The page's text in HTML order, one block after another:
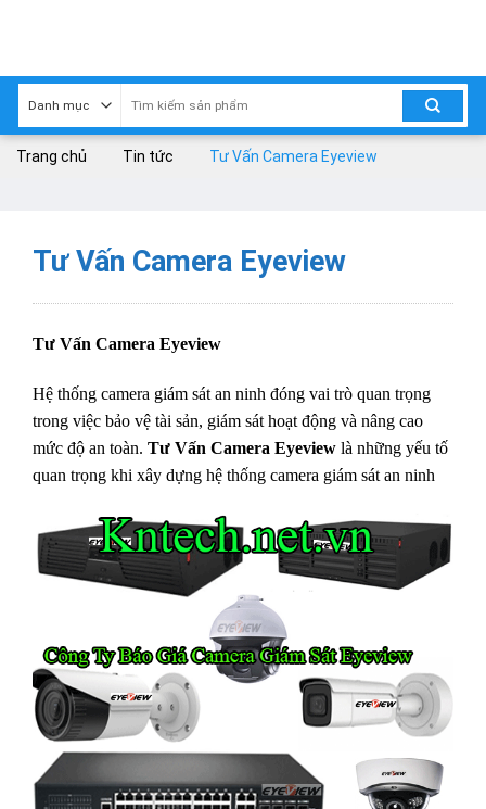
Trang chủ Tin tức Tư Vấn Camera Eyeview
Tư Vấn Camera Eyeview
Tư Vấn Camera Eyeview
Hệ thống camera giám sát an ninh đóng vai trò quan trọng
trong việc bảo vệ tài sản, giám sát hoạt động và nâng cao
mức độ an toàn. Tư Vấn Camera Eyeview là những yếu tố
quan trọng khi xây dựng hệ thống camera giám sát an ninh